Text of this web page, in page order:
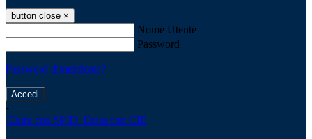
button close ×
Nome Utente
Password
Password dimenticata?
-
Entra con SPID Entra con CIE